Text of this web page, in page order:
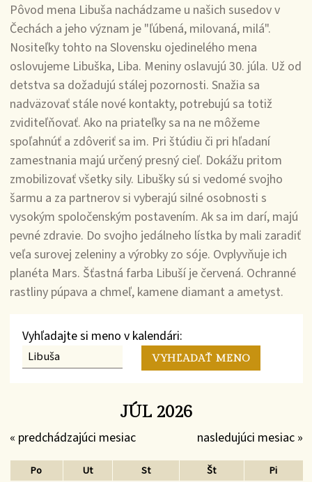
Pôvod mena Libuša nachádzame u našich susedov v
Čechách a jeho význam je "ľúbená, milovaná, milá".
Nositeľky tohto na Slovensku ojedinelého mena
oslovujeme Libuška, Liba. Meniny oslavujú 30. júla. Už od
detstva sa dožadujú stálej pozornosti. Snažia sa
nadväzovať stále nové kontakty, potrebujú sa totiž
zviditeľňovať. Ako na priateľky sa na ne môžeme
spoľahnúť a zdôveriť sa im. Pri štúdiu či pri hľadaní
zamestnania majú určený presný cieľ. Dokážu pritom
zmobilizovať všetky sily. Libušky sú si vedomé svojho
šarmu a za partnerov si vyberajú silné osobnosti s
vysokým spoločenským postavením. Ak sa im darí, majú
pevné zdravie. Do svojho jedálneho lístka by mali zaradiť
veľa surovej zeleniny a výrobky zo sóje. Ovplyvňuje ich
planéta Mars. Šťastná farba Libuší je červená. Ochranné
rastliny púpava a chmeľ, kamene diamant a ametyst.
Vyhľadajte si meno v kalendári:
JÚL 2026
« predchádzajúci mesiac nasledujúci mesiac »
Po Ut St Št
Pi